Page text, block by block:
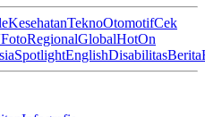
KesehatanTeknoOtomotifCek
FotoRegionalGlobalHotOn
SpotlightEnglishDisabilitasBerita